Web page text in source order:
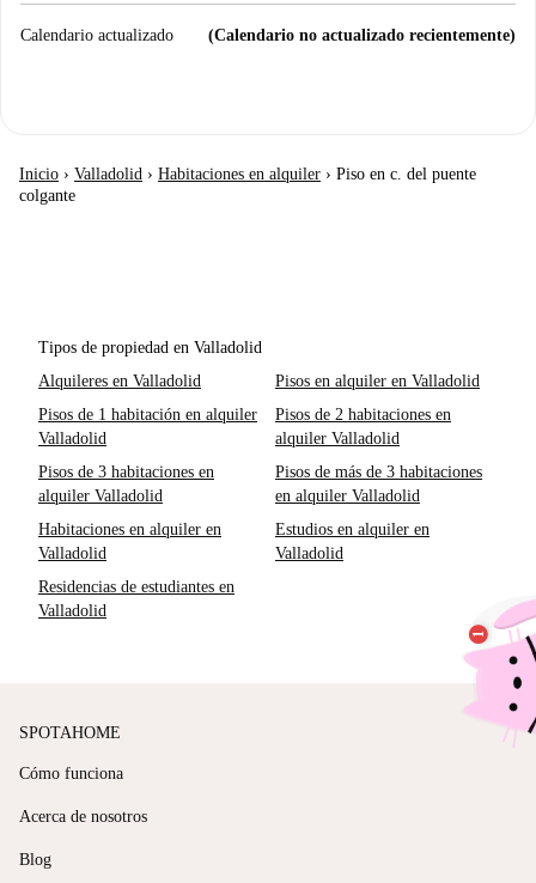
Calendario actualizado (Calendario no actualizado recientemente)
Inicio › Valladolid › Habitaciones en alquiler › Piso en c. del puente
colgante
Tipos de propiedad en Valladolid
Alquileres en Valladolid
Pisos en alquiler en Valladolid
Pisos de 1 habitación en alquiler
Valladolid
Pisos de 2 habitaciones en
alquiler Valladolid
Pisos de 3 habitaciones en
alquiler Valladolid
Pisos de más de 3 habitaciones
en alquiler Valladolid
Habitaciones en alquiler en
Valladolid
Estudios en alquiler en
Valladolid
Residencias de estudiantes en
Valladolid
SPOTAHOME
Cómo funciona
Acerca de nosotros
Blog